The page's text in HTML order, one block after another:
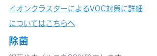
イオンクラスターによるVOC対策に詳細
についてはこちらへ
除菌